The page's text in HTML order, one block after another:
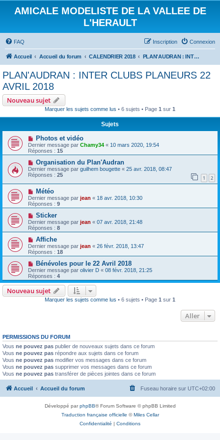
AMICALE MODELISTE DE LA VALLEE DE
L'HERAULT
FAQ Connexion
Inscription
Accueil Accueil du forum CALENDRIER 2018 PLAN'AUDRAN : INTER CLUBS PLANEURS 22 AVRIL 2018
PLAN'AUDRAN : INTER CLUBS PLANEURS 22
AVRIL 2018
Nouveau sujet
Marquer les sujets comme lus • 6 sujets • Page 1 sur 1
Sujets
Photos et vidéo
Dernier message par Chamy34 « 10 mars 2020, 19:54
Réponses : 15
Organisation du Plan'Audran
Dernier message par guilhem bougette « 25 avr. 2018, 08:47
Réponses : 25 1 2
Météo
Dernier message par jean « 18 avr. 2018, 10:30
Réponses : 9
Sticker
Dernier message par jean « 07 avr. 2018, 21:48
Réponses : 8
Affiche
Dernier message par jean « 26 févr. 2018, 13:47
Réponses : 18
Bénévoles pour le 22 Avril 2018
Dernier message par olivier D « 08 févr. 2018, 21:25
Réponses : 4
Nouveau sujet
Marquer les sujets comme lus • 6 sujets • Page 1 sur 1
Aller
PERMISSIONS DU FORUM
Vous ne pouvez pas publier de nouveaux sujets dans ce forum
Vous ne pouvez pas répondre aux sujets dans ce forum
Vous ne pouvez pas modifier vos messages dans ce forum
Vous ne pouvez pas supprimer vos messages dans ce forum
Vous ne pouvez pas transférer de pièces jointes dans ce forum
Accueil Accueil du forum Fuseau horaire sur UTC+02:00
Développé parphpBB® Forum Software © phpBB Limited
Traduction française officielle ©Miles Cellar
Confidentialité | Conditions